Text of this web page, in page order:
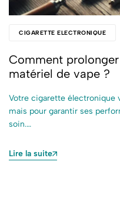
CIGARETTE ELECTRONIQUE
Comment
matériel de vape ?
Votre cigarette électronique
mais pour garantir ses
soin.…
Lire la suite